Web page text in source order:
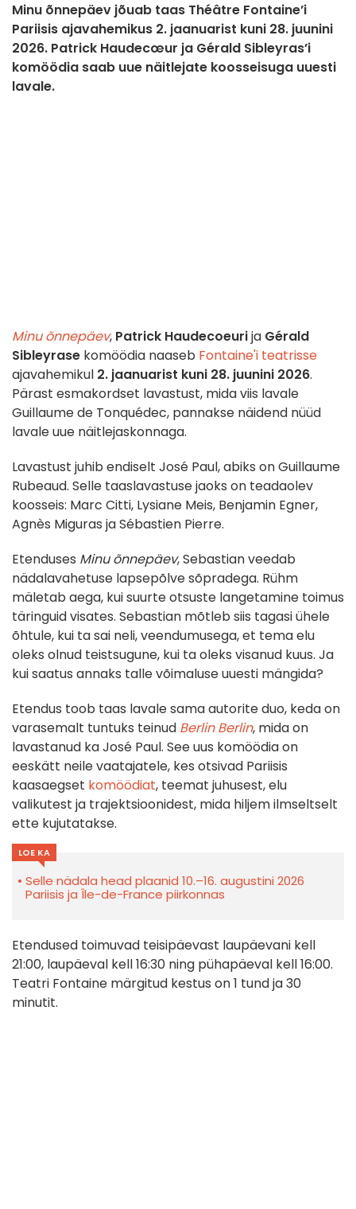
Minu õnnepäev jõuab taas Théâtre Fontaine’i
Pariisis ajavahemikus 2. jaanuarist kuni 28. juunini
2026. Patrick Haudecœur ja Gérald Sibleyras’i
komöödia saab uue näitlejate koosseisuga uuesti
lavale.
Minu õnnepäev, Patrick Haudecoeurija Gérald
Sibleyrase komöödia naaseb Fontaine'i teatrisse
ajavahemikul 2. jaanuarist kuni 28. juunini 2026.
Pärast esmakordset lavastust, mida viis lavale
Guillaume de Tonquédec, pannakse näidend nüüd
lavale uue näitlejaskonnaga.
Lavastust juhib endiselt José Paul, abiks on Guillaume
Rubeaud. Selle taaslavastuse jaoks on teadaolev
koosseis: Marc Citti, Lysiane Meis, Benjamin Egner,
Agnès Miguras ja Sébastien Pierre.
Etenduses Minu õnnepäev, Sebastian veedab
nädalavahetuse lapsepõlve sõpradega. Rühm
mäletab aega, kui suurte otsuste langetamine toimus
täringuid visates. Sebastian mõtleb siis tagasi ühele
õhtule, kui ta sai neli, veendumusega, et tema elu
oleks olnud teistsugune, kui ta oleks visanud kuus. Ja
kui saatus annaks talle võimaluse uuesti mängida?
Etendus toob taas lavale sama autorite duo, keda on
varasemalt tuntuks teinud Berlin Berlin, mida on
lavastanud ka José Paul. See uus komöödia on
eeskätt neile vaatajatele, kes otsivad Pariisis
kaasaegset komöödiat, teemat juhusest, elu
valikutest ja trajektsioonidest, mida hiljem ilmseltselt
ette kujutatakse.
LOE KA
Selle nädala head plaanid 10.–16. augustini 2026
Pariisis ja Île-de-France piirkonnas
Etendused toimuvad teisipäevast laupäevani kell
21:00, laupäeval kell 16:30 ning pühapäeval kell 16:00.
Teatri Fontaine märgitud kestus on 1 tund ja 30
minutit.